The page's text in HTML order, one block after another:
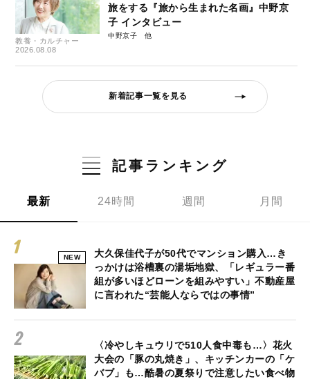
教養・カルチャー
2026.08.08
旅をする『旅から生まれた名画』中野京
子 インタビュー
中野京子
新着記事一覧を見る
記事ランキング
最新 24時間 週間 月間
NEW
大久保佳代子が50代でマンション購入…き
っかけは浴槽裏の湯垢地獄、「レギュラー番
組が多いほどローンを組みやすい」不動産屋
に言われた“芸能人ならではの事情”
〈冷やしキュウリで510人食中毒も…〉花火
大会の「豚の丸焼き」、キッチンカーの「ケ
バブ」も…酷暑の夏祭りで注意したい食べ物